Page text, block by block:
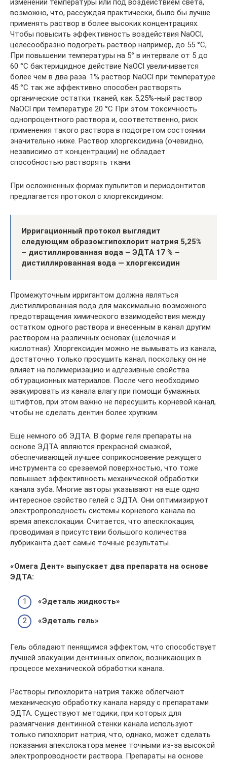
возможно, что, рассуждая практически, было бы лучше
применять раствор в более высоких концентрациях.
Чтобы повысить эффективность воздействия NaOCl,
целесообразно подогреть раствор например, до 55 °C,
При повышении температуры на 5° в интервале от 5 до
60 °C бактерицидное действие NaOCl увеличивается
более чем в два раза. 1% раствор NaOCl при температуре
45 °C так же эффективно способен растворять
органические остатки тканей, как 5,25%-ный раствор
NaOCl при температуре 20 °C При этом токсичность
однопроцентного раствора и, соответственно, риск
применения такого раствора в подогретом состоянии
значительно ниже. Раствор хлоргексидина (очевидно,
независимо от концентрации) не обладает
способностью растворять ткани.
При осложненных формах пульпитов и периодонтитов
предлагается протокол с хлоргексидином:
Ирригационный протокол выглядит
следующим образом:гипохлорит натрия 5,25%
– дистиллированная вода – ЭДТА 17 % –
дистиллированная вода — хлоргексидин
Промежуточным ирригантом должна являться
дистиллированная вода для максимально возможного
предотвращения химического взаимодействия между
остатком одного раствора и внесенным в канал другим
раствором на различных основах (щелочная и
кислотная). Хлоргексидин можно не вымывать из канала,
достаточно только просушить канал, поскольку он не
влияет на полимеризацию и адгезивные свойства
обтурационных материалов. После чего необходимо
эвакуировать из канала влагу при помощи бумажных
штифтов, при этом важно не пересушить корневой канал,
чтобы не сделать дентин более хрупким.
Еще немного об ЭДТА. В форме геля препараты на
основе ЭДТА являются прекрасной смазкой,
обеспечивающей лучшее соприкосновение режущего
инструмента со срезаемой поверхностью, что тоже
повышает эффективность механической обработки
канала зуба. Многие авторы указывают на еще одно
интересное свойство гелей с ЭДТА. Они оптимизируют
электропроводность системы корневого канала во
время апекслокации. Считается, что апесклокация,
проводимая в присутствии большого количества
лубриканта дает самые точные результаты.
«Омега Дент» выпускает два препарата на основе
ЭДТА:
«Эдеталь жидкость»
«Эдеталь гель»
Гель обладают пенящимся эффектом, что способствует
лучшей эвакуации дентинных опилок, возникающих в
процессе механической обработки канала.
Растворы гипохлорита натрия также облегчают
механическую обработку канала наряду с препаратами
ЭДТА. Существуют методики, при которых для
размягчения дентинной стенки канала используют
только гипохлорит натрия, что, однако, может сделать
показания апекслокатора менее точными из-за высокой
электропроводности раствора. Препараты на основе